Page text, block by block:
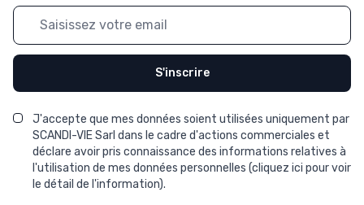
Adresse mail
S'inscrire
J'accepte que mes données soient utilisées uniquement par
SCANDI-VIE Sarl dans le cadre d'actions commerciales et
déclare avoir pris connaissance des informations relatives à
l'utilisation de mes données personnelles (cliquez ici pour voir
le détail de l'information).